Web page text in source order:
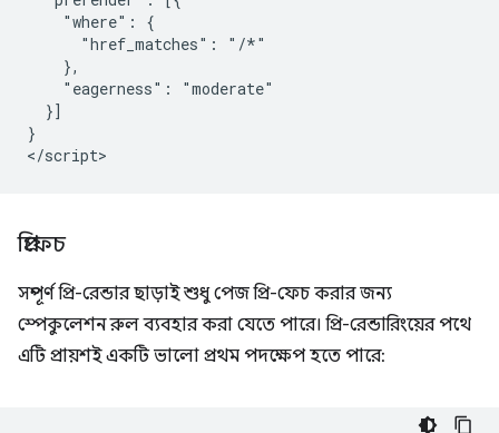
    "where": {
      "href_matches": "/*"
    },
    "eagerness": "moderate"
  }]
}
প্রিফেচ
সম্পূর্ণ প্রি-রেন্ডার ছাড়াই শুধু পেজ প্রি-ফেচ করার জন্য
স্পেকুলেশন রুল ব্যবহার করা যেতে পারে। প্রি-রেন্ডারিংয়ের পথে
এটি প্রায়শই একটি ভালো প্রথম পদক্ষেপ হতে পারে: